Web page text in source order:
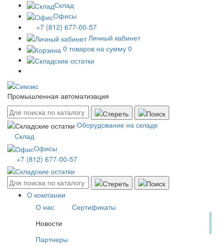
Склад
Офисы
+7 (812) 677-00-57
Личный кабинет
0 товаров на сумму 0
Промышленная автоматизация
Оборудование на складе
Склад
Офисы
+7 (812) 677-00-57
О компании
О нас
Сертификаты
Новости
Партнеры